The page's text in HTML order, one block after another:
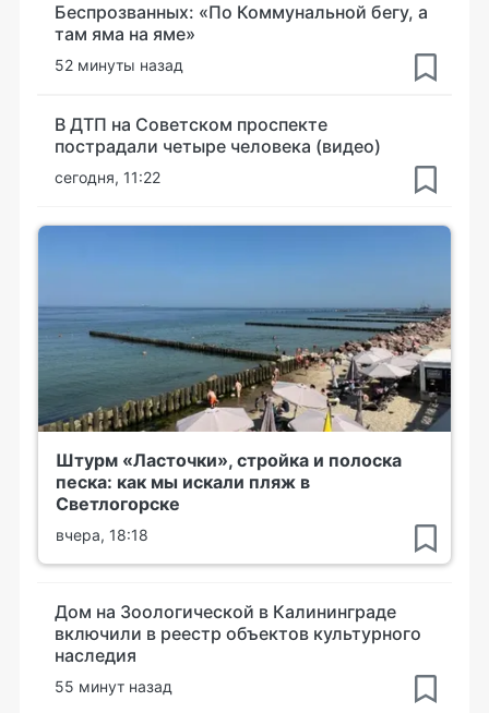
Беспрозванных: «По Коммунальной бегу, а
там яма на яме»
52 минуты назад
В ДТП на Советском проспекте
пострадали четыре человека (видео)
сегодня, 11:22
Штурм «Ласточки», стройка и полоска
песка: как мы искали пляж в
Светлогорске
вчера, 18:18
Дом на Зоологической в Калининграде
включили в реестр объектов культурного
наследия
55 минут назад